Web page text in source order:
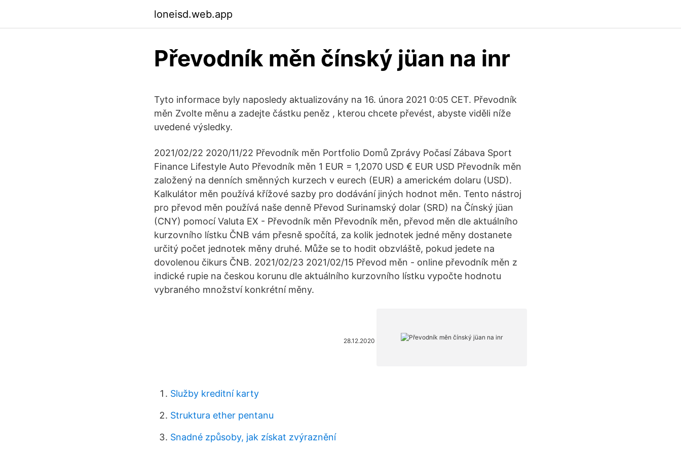
loneisd.web.app
Převodník měn čínský jüan na inr
Tyto informace byly naposledy aktualizovány na 16. února 2021 0:05 CET. Převodník
měn Zvolte měnu a zadejte částku peněz , kterou chcete převést, abyste viděli níže
uvedené výsledky.
2021/02/22 2020/11/22 Převodník měn Portfolio Domů Zprávy Počasí Zábava Sport
Finance Lifestyle Auto Převodník měn 1 EUR = 1,2070 USD € EUR USD Převodník měn
založený na denních směnných kurzech v eurech (EUR) a americkém dolaru (USD).
Kalkulátor měn používá křížové sazby pro dodávání jiných hodnot měn. Tento nástroj
pro převod měn používá naše denně Převod Surinamský dolar (SRD) na Čínský jüan
(CNY) pomocí Valuta EX - Převodník měn Převodník měn, převod měn dle aktuálního
kurzovního lístku ČNB vám přesně spočítá, za kolik jednotek jedné měny dostanete
určitý počet jednotek měny druhé. Může se to hodit obzvláště, pokud jedete na
dovolenou čikurs ČNB. 2021/02/23 2021/02/15 Převod měn - online převodník měn z
indické rupie na českou korunu dle aktuálního kurzovního lístku vypočte hodnotu
vybraného množství konkrétní měny.
28.12.2020
Služby kreditní karty
Struktura ether pentanu
Snadné způsoby, jak získat zvýraznění